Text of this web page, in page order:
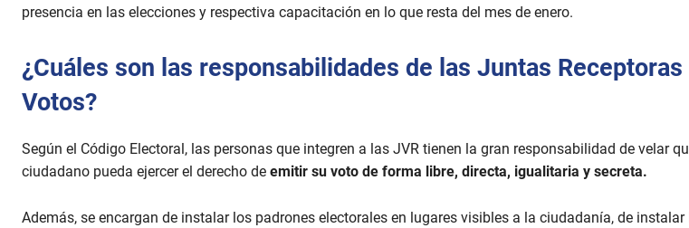
9
presencia en las elecciones y respectiva capacitación en lo que resta del mes de enero.
¿Cuáles son las responsabilidades de las Juntas Receptoras
Votos?
Según el Código Electoral, las personas que integren a las JVR tienen la gran responsabilidad de velar
ciudadano pueda ejercer el derecho de emitir su voto de forma libre, directa, igualitaria y secreta.
Además, se encargan de instalar los padrones electorales en lugares visibles a la ciudadanía, de instalar